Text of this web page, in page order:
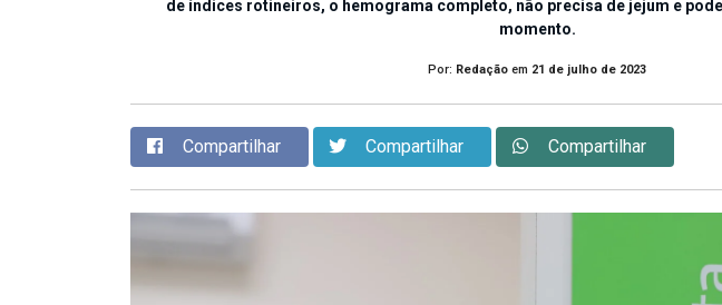
de índices rotineiros, o hemograma completo, não precisa de jejum e
momento.
Por: Redação em 21 de julho de 2023
Compartilhar Compartilhar Compartilhar